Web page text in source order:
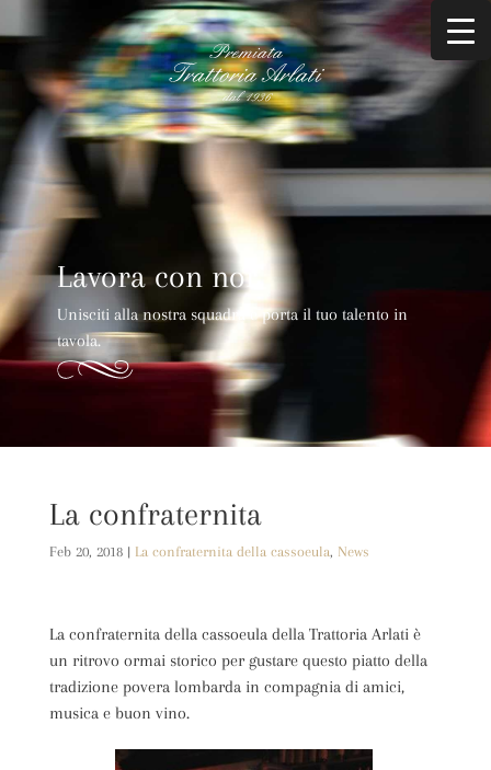
Lavora con noi
Unisciti alla nostra squadra e porta il tuo talento in
tavola.
La confraternita
Feb 20, 2018| La confraternita della cassoeula, News
La confraternita della cassoeula della Trattoria Arlati è
un ritrovo ormai storico per gustare questo piatto della
tradizione povera lombarda in compagnia di amici,
musica e buon vino.